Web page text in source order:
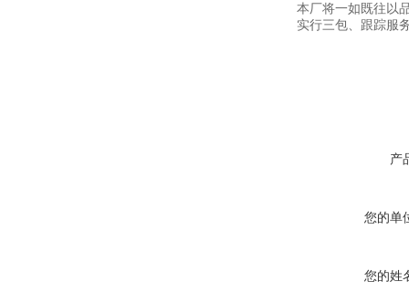
本厂将一如既往以
实行三包、跟踪服
产
您的单
您的姓